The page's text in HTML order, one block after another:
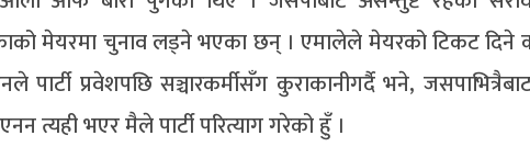
मेयरमा चुनाव लड्ने भएका छन् । एमालेले मेयरको टिकट दिने
पार्टी प्रवेशपछि सञ्चारकर्मीसँग कुराकानीगर्दै भने,
त्यही भएर मैले पार्टी परित्याग गरेको हुँ ।